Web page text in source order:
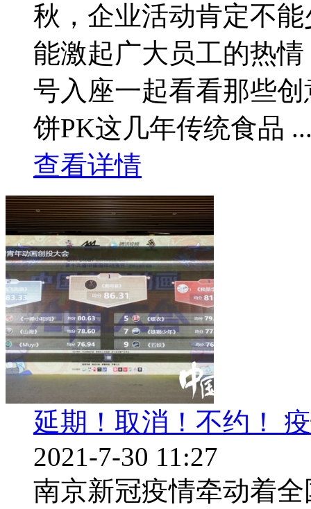
秋，企业活动肯定不
能激起广大员工的热
号入座一起看看那些
饼PK这几年传统食品
查看详情
延期！取消！不约！
2021-7-30 11:27
南京新冠疫情牵动着